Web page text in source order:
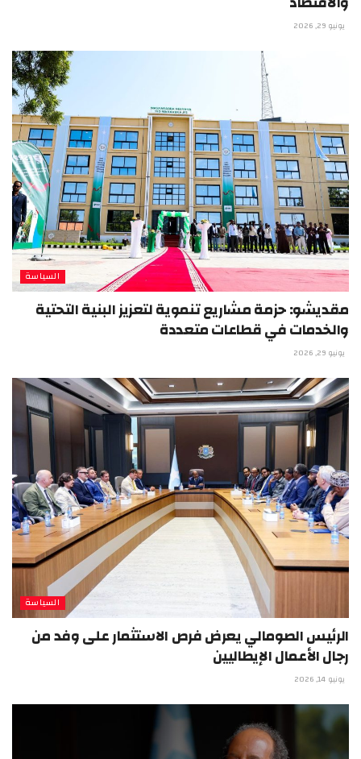
يونيو 29, 2026
السياسة
مقديشو: حزمة مشاريع تنموية لتعزيز البنية التحتية
والخدمات في قطاعات متعددة
يونيو 29, 2026
السياسة
الرئيس الصومالي يعرض فرص الاستثمار على وفد من
رجال الأعمال الإيطاليين
يونيو 14, 2026